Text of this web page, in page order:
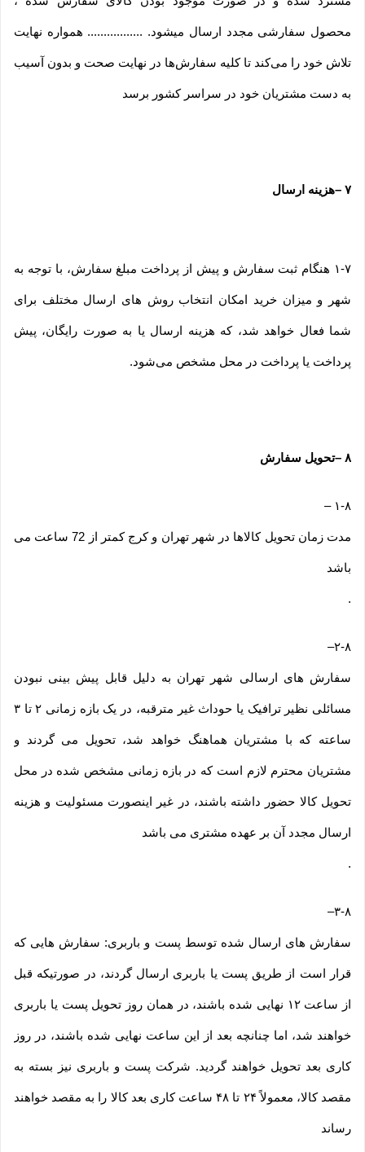
محصول سفارشی مجدد ارسال میشود. ................. همواره نهایت
تلاش خود را می‏‌کند تا کلیه سفارش‏‌ها در نهایت صحت و بدون آسیب
به دست مشتریان خود در سراسر کشور برسد
۷ –هزینه ارسال
۱-۷ هنگام ثبت سفارش و پیش از پرداخت مبلغ سفارش، با توجه به
شهر و میزان خرید امکان انتخاب روش های ارسال مختلف برای
شما فعال خواهد شد، که هزینه ارسال یا به صورت رایگان، پیش
پرداخت یا پرداخت در محل مشخص می‌شود.
۸ –تحویل سفارش
۱-۸ –
مدت زمان تحویل کالاها در شهر تهران و کرج کمتر از 72 ساعت می
باشد
.
۲-۸–
سفارش های ارسالی شهر تهران به دلیل قابل پیش بینی نبودن
مسائلی نظیر ترافیک یا حوداث غیر مترقبه، در یک بازه زمانی ۲ تا ۳
ساعته که با مشتریان هماهنگ خواهد شد، تحویل می گردند و
مشتریان محترم لازم است که در بازه زمانی مشخص شده در محل
تحویل کالا حضور داشته باشند، در غیر اینصورت مسئولیت و هزینه
ارسال مجدد آن بر عهده مشتری می باشد
.
۳-۸–
سفارش های ارسال شده توسط پست و باربری: سفارش هایی که
قرار است از طریق پست یا باربری ارسال گردند، در صورتیکه قبل
از ساعت ۱۲ نهایی شده باشند، در همان روز تحویل پست یا باربری
خواهند شد، اما چنانچه بعد از این ساعت نهایی شده باشند، در روز
کاری بعد تحویل خواهند گردید. شرکت پست و باربری نیز بسته به
مقصد کالا، معمولاً ۲۴ تا ۴۸ ساعت کاری بعد کالا را به مقصد خواهند
رساند